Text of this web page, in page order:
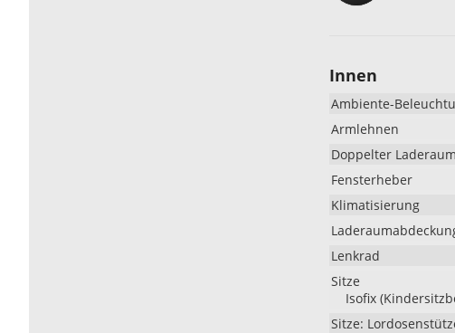
Innen
Ambiente-
Armlehnen
Doppelter
Fensterheber
Klimatisierung
Lenkrad
Sitze
Isofix
Sitze: